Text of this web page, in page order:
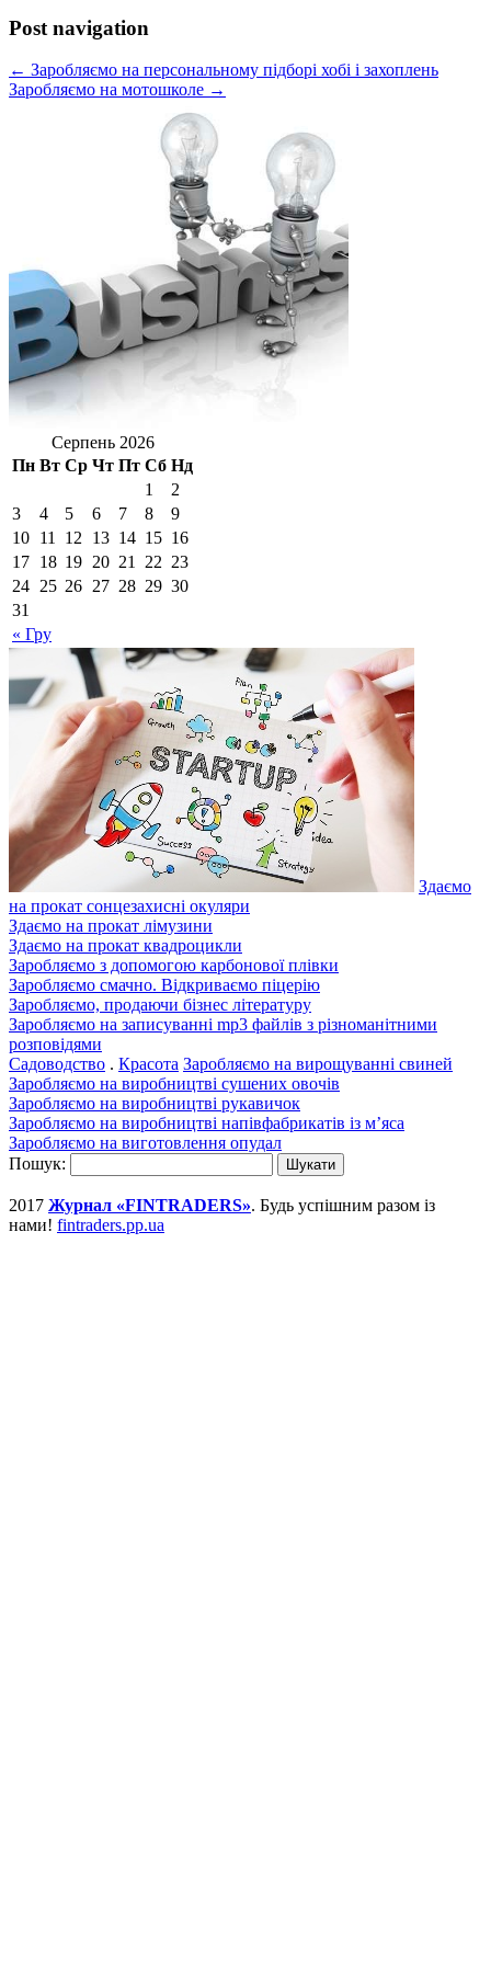
Post navigation
← Заробляємо на персональному підборі хобі і захоплень
Заробляємо на мотошколе →
Серпень 2026
Пн Вт Ср Чт Пт Сб Нд
« Гру
1
2
3
4 5 6 7 8
9
10 11 12 13 14 15 16
17 18 19 20 21 22 23
24 25 26 27 28 29 30
31
Здаємо
на прокат сонцезахисні окуляри
Здаємо на прокат лімузини
Здаємо на прокат квадроцикли
Заробляємо з допомогою карбонової плівки
Заробляємо смачно. Відкриваємо піцерію
Заробляємо, продаючи бізнес літературу
Заробляємо на записуванні mp3 файлів з різноманітними
розповідями
Садоводство . Красота Заробляємо на вирощуванні свиней
Заробляємо на виробництві сушених овочів
Заробляємо на виробництві рукавичок
Заробляємо на виробництві напівфабрикатів із м’яса
Заробляємо на виготовлення опудал
Пошук:
2017 Журнал «FINTRADERS». Будь успішним разом із
нами! fintraders.pp.ua